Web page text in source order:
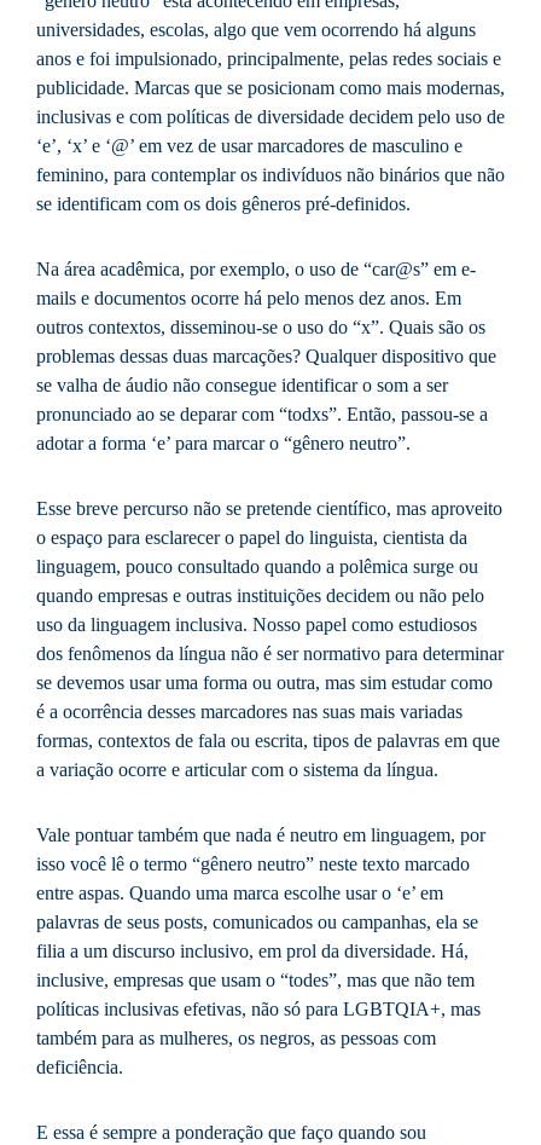
universidades, escolas, algo que vem ocorrendo há alguns
anos e foi impulsionado, principalmente, pelas redes sociais e
publicidade. Marcas que se posicionam como mais modernas,
inclusivas e com políticas de diversidade decidem pelo uso de
‘e’, ‘x’ e ‘@’ em vez de usar marcadores de masculino e
feminino, para contemplar os indivíduos não binários que não
se identificam com os dois gêneros pré-definidos.
Na área acadêmica, por exemplo, o uso de “car@s” em e-
mails e documentos ocorre há pelo menos dez anos. Em
outros contextos, disseminou-se o uso do “x”. Quais são os
problemas dessas duas marcações? Qualquer dispositivo que
se valha de áudio não consegue identificar o som a ser
pronunciado ao se deparar com “todxs”. Então, passou-se a
adotar a forma ‘e’ para marcar o “gênero neutro”.
Esse breve percurso não se pretende científico, mas aproveito
o espaço para esclarecer o papel do linguista, cientista da
linguagem, pouco consultado quando a polêmica surge ou
quando empresas e outras instituições decidem ou não pelo
uso da linguagem inclusiva. Nosso papel como estudiosos
dos fenômenos da língua não é ser normativo para determinar
se devemos usar uma forma ou outra, mas sim estudar como
é a ocorrência desses marcadores nas suas mais variadas
formas, contextos de fala ou escrita, tipos de palavras em que
a variação ocorre e articular com o sistema da língua.
Vale pontuar também que nada é neutro em linguagem, por
isso você lê o termo “gênero neutro” neste texto marcado
entre aspas. Quando uma marca escolhe usar o ‘e’ em
palavras de seus posts, comunicados ou campanhas, ela se
filia a um discurso inclusivo, em prol da diversidade. Há,
inclusive, empresas que usam o “todes”, mas que não tem
políticas inclusivas efetivas, não só para LGBTQIA+, mas
também para as mulheres, os negros, as pessoas com
deficiência.
E essa é sempre a ponderação que faço quando sou